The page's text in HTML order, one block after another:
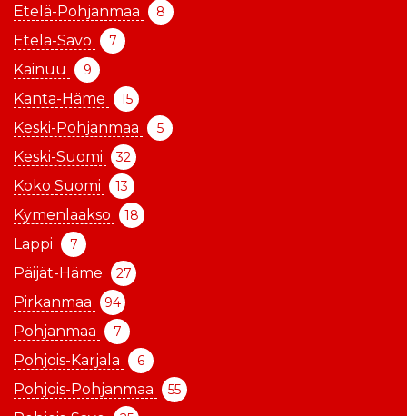
Etelä-Pohjanmaa 8
Etelä-Savo 7
Kainuu 9
Kanta-Häme 15
Keski-Pohjanmaa 5
Keski-Suomi 32
Koko Suomi 13
Kymenlaakso 18
Lappi 7
Päijät-Häme 27
Pirkanmaa 94
Pohjanmaa 7
Pohjois-Karjala 6
Pohjois-Pohjanmaa 55